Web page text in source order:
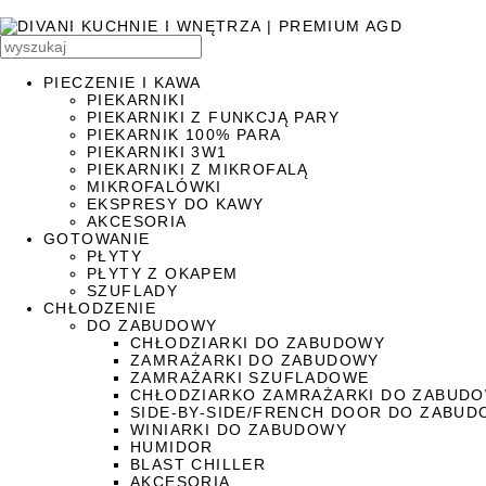
PIECZENIE I KAWA
PIEKARNIKI
PIEKARNIKI Z FUNKCJĄ PARY
PIEKARNIK 100% PARA
PIEKARNIKI 3W1
PIEKARNIKI Z MIKROFALĄ
MIKROFALÓWKI
EKSPRESY DO KAWY
AKCESORIA
GOTOWANIE
PŁYTY
PŁYTY Z OKAPEM
SZUFLADY
CHŁODZENIE
DO ZABUDOWY
CHŁODZIARKI DO ZABUDOWY
ZAMRAŻARKI DO ZABUDOWY
ZAMRAŻARKI SZUFLADOWE
CHŁODZIARKO ZAMRAŻARKI DO
SIDE-BY-SIDE/FRENCH DOOR DO
WINIARKI DO ZABUDOWY
HUMIDOR
BLAST CHILLER
AKCESORIA